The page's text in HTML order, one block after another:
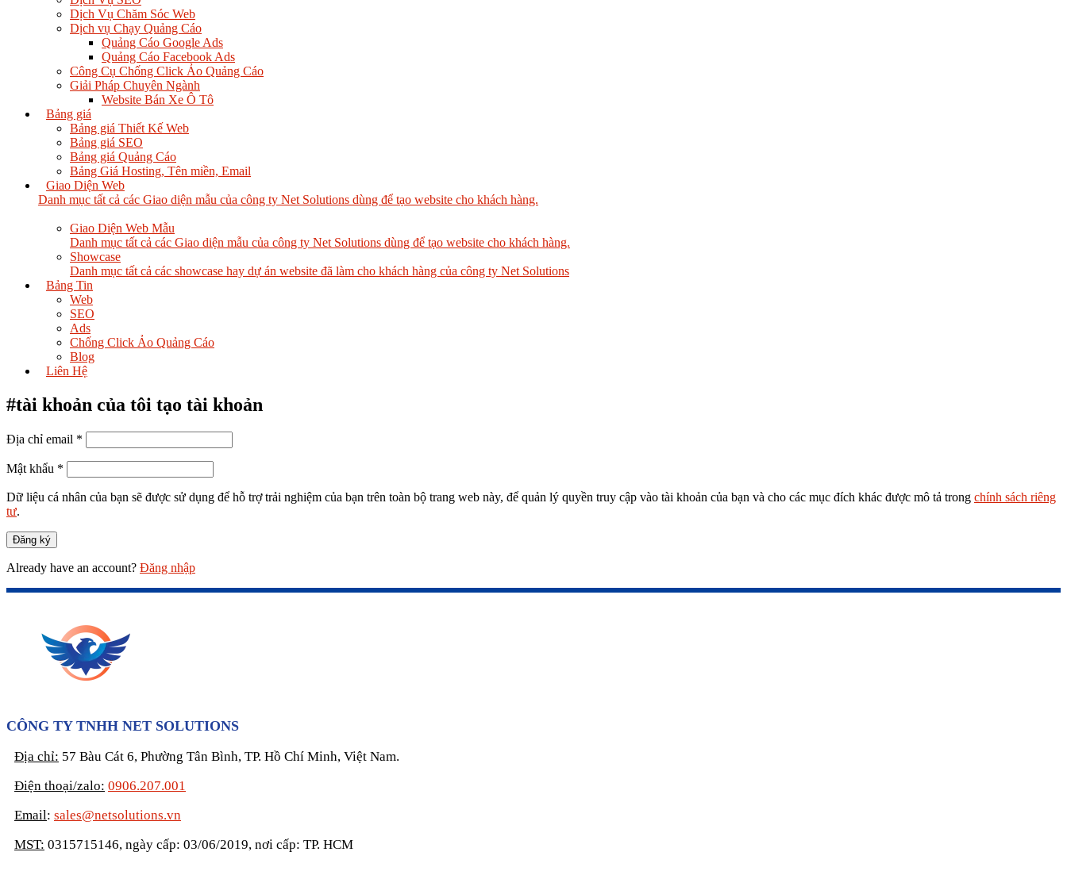
Dịch Vụ Chăm Sóc Web
Dịch vụ Chạy Quảng Cáo
Quảng Cáo Google Ads
Quảng Cáo Facebook Ads
Công Cụ Chống Click Ảo Quảng Cáo
Giải Pháp Chuyên Ngành
Website Bán Xe Ô Tô
Bảng giá
Bảng giá Thiết Kế Web
Bảng giá SEO
Bảng giá Quảng Cáo
Bảng Giá Hosting, Tên miền, Email
Giao Diện Web
Danh mục tất cả các Giao diện mẫu của công ty Net Solutions dùng để tạo website cho khách hàng.
Giao Diện Web Mẫu
Danh mục tất cả các Giao diện mẫu của công ty Net Solutions dùng để tạo website cho khách hàng.
Showcase
Danh mục tất cả các showcase hay dự án website đã làm cho khách hàng của công ty Net Solutions
Bảng Tin
Web
SEO
Ads
Chống Click Ảo Quảng Cáo
Blog
Liên Hệ
#tài khoản của tôi tạo tài khoản
Địa chỉ email *
Mật khẩu *
Dữ liệu cá nhân của bạn sẽ được sử dụng để hỗ trợ trải nghiệm của bạn trên toàn bộ trang web này, để quản lý quyền truy cập vào tài khoản của bạn và cho các mục đích khác được mô tả trong chính sách riêng
tư.
Đăng ký
Already have an account? Đăng nhập
CÔNG TY TNHH NET SOLUTIONS
Địa chỉ: 57 Bàu Cát 6, Phường Tân Bình, TP. Hồ Chí Minh, Việt Nam.
Điện thoại/zalo: 0906.207.001
Email: sales@netsolutions.vn
MST: 0315715146, ngày cấp: 03/06/2019, nơi cấp: TP. HCM